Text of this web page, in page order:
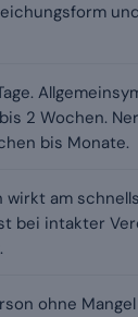
2 Wochen.
bis Monate.
wirkt am
bei intakter
ohne